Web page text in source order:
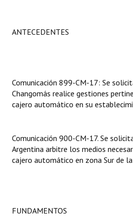
Carta Orgánica 2007
Digesto
Organigrama
Informes de Gestión
Proyectos Presentados
ANTECEDENTES
Comunicación 899-CM-17: Se
Changomás realice gestiones
cajero automático en su
Comunicación 900-CM-17. Se
Argentina arbitre los medios
cajero automático en zona Sur de la
FUNDAMENTOS